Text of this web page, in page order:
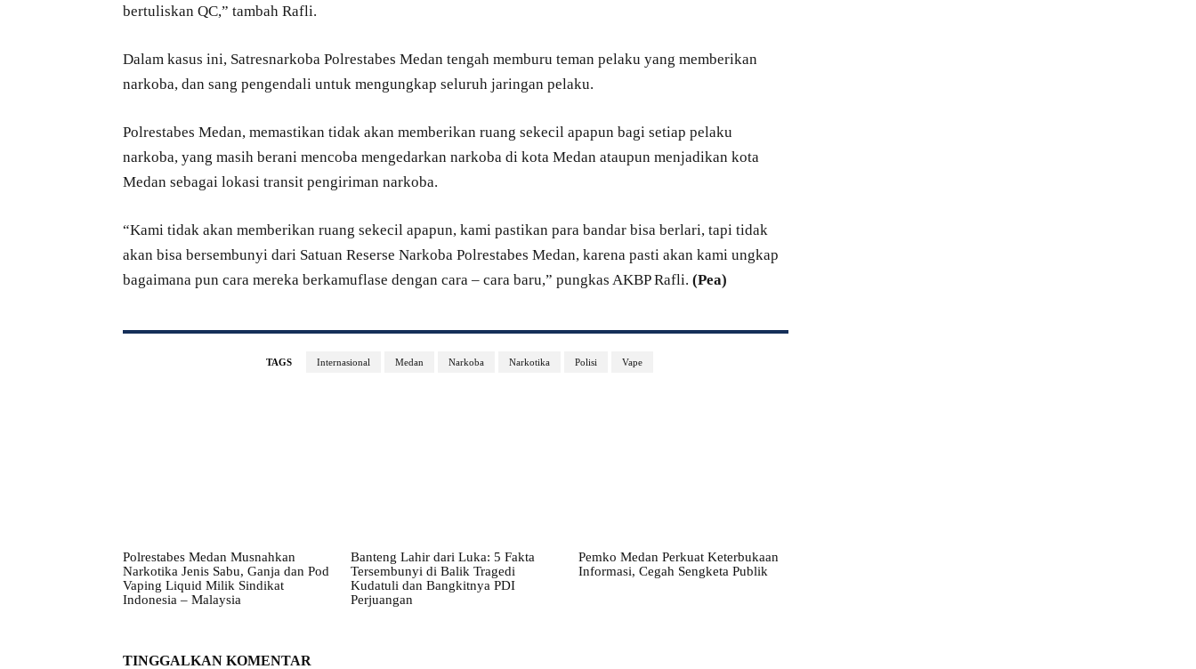
bertuliskan QC,” tambah Rafli.
Dalam kasus ini, Satresnarkoba Polrestabes Medan tengah memburu teman pelaku yang memberikan
narkoba, dan sang pengendali untuk mengungkap seluruh jaringan pelaku.
Polrestabes Medan, memastikan tidak akan memberikan ruang sekecil apapun bagi setiap pelaku
narkoba, yang masih berani mencoba mengedarkan narkoba di kota Medan ataupun menjadikan kota
Medan sebagai lokasi transit pengiriman narkoba.
“Kami tidak akan memberikan ruang sekecil apapun, kami pastikan para bandar bisa berlari, tapi tidak
akan bisa bersembunyi dari Satuan Reserse Narkoba Polrestabes Medan, karena pasti akan kami ungkap
bagaimana pun cara mereka berkamuflase dengan cara – cara baru,” pungkas AKBP Rafli. (Pea)
TAGS Internasional Medan Narkoba Narkotika Polisi Vape
Polrestabes Medan Musnahkan
Narkotika Jenis Sabu, Ganja dan Pod
Vaping Liquid Milik Sindikat
Indonesia – Malaysia
Banteng Lahir dari Luka: 5 Fakta
Tersembunyi di Balik Tragedi
Kudatuli dan Bangkitnya PDI
Perjuangan
Pemko Medan Perkuat Keterbukaan
Informasi, Cegah Sengketa Publik
TINGGALKAN KOMENTAR